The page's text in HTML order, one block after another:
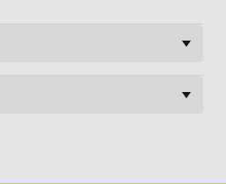
charakteryzują się wysoką
(20 blistrów po 30